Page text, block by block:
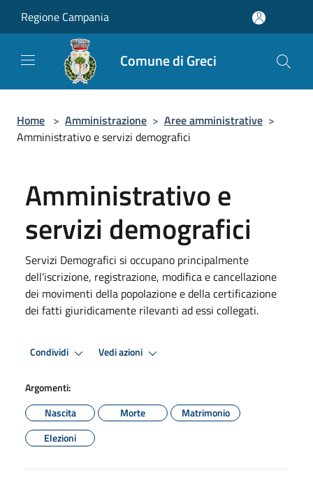
Regione Campania
Comune di Greci
Home > Amministrazione > Aree amministrative >
Amministrativo e servizi demografici
Amministrativo e
servizi demografici
Servizi Demografici si occupano principalmente
dell'iscrizione, registrazione, modifica e cancellazione
dei movimenti della popolazione e della certificazione
dei fatti giuridicamente rilevanti ad essi collegati.
Condividi Vedi azioni
Argomenti:
Nascita
Morte
Matrimonio
Elezioni